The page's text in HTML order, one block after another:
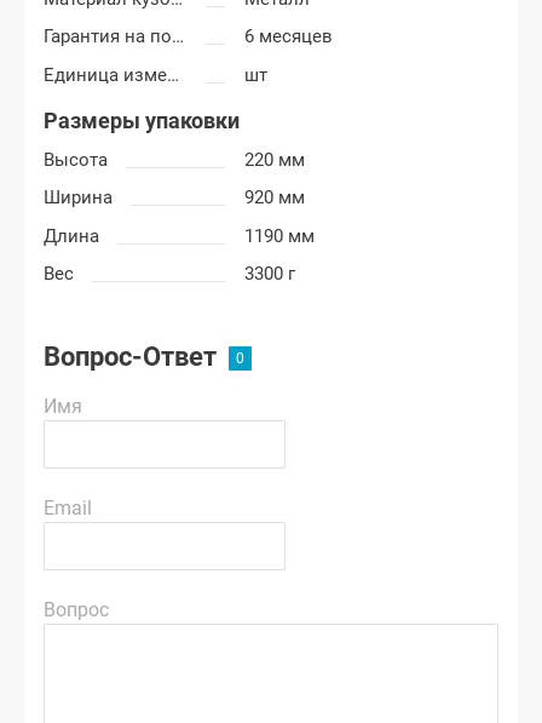
Гарантия на покраску
6 месяцев
Единица измерения
шт
Размеры упаковки
Высота
220 мм
Ширина
920 мм
Длина
1190 мм
Вес
3300 г
Вопрос-Ответ
Имя
Email
Вопрос